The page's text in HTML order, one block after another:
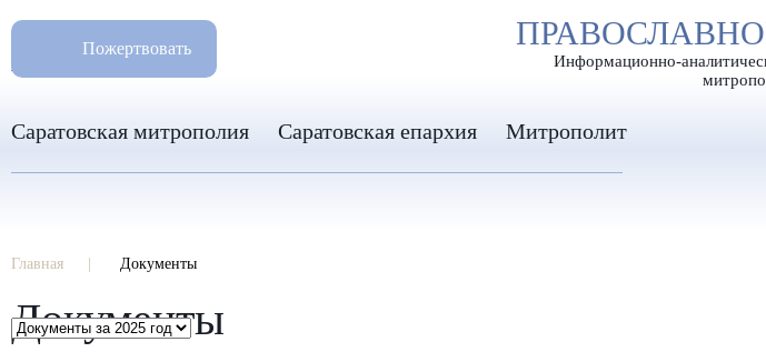
РАЗМЕР ШРИФТА А А А
Информационно-
Пожертвовать
8 960 346 31 04
info-sar@mail.ru
Саратовская митрополия Саратовская епархия Митрополит
Главная Документы
Документы